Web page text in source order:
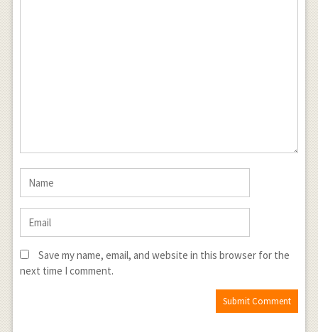
Save my name, email, and website in this browser for the
next time I comment.